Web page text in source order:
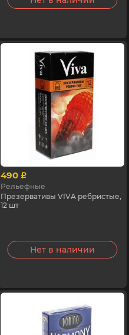
490 p
Рельефные
Презервативы VIVA ребристые,
12 шт
Нет в наличии